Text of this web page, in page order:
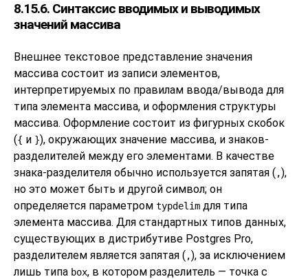
8.15.6. Синтаксис вводимых и выводимых
значений массива
Внешнее текстовое представление значения
массива состоит из записи элементов,
интерпретируемых по правилам ввода/вывода для
типа элемента массива, и оформления структуры
массива. Оформление состоит из фигурных скобок
({ и }), окружающих значение массива, и знаков-
разделителей между его элементами. В качестве
знака-разделителя обычно используется запятая (,),
но это может быть и другой символ; он
определяется параметром typdelim для типа
элемента массива. Для стандартных типов данных,
существующих в дистрибутиве Postgres Pro,
разделителем является запятая (,), за исключением
лишь типа box, в котором разделитель — точка с